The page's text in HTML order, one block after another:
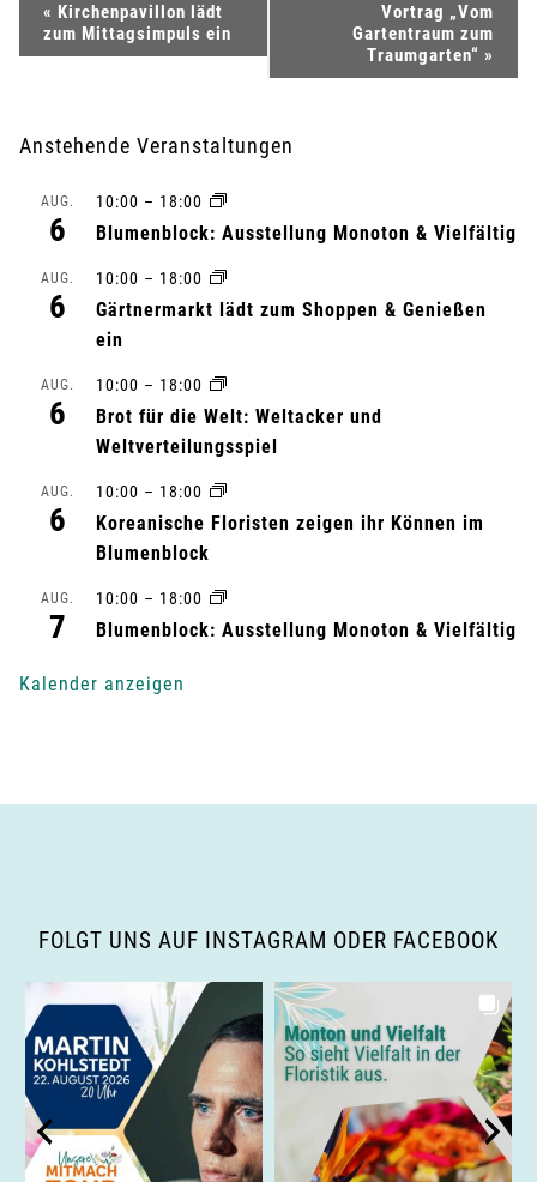
e
a
-
a
t
i
o
« Kirchenpavillon lädt
zum Mittagsimpuls ein
Vortrag „Vom
Gartentraum zum
Traumgarten“ »
Anstehende Veranstaltungen
AUG.
6
10:00 – 18:00
Blumenblock: Ausstellung Monoton & Vielfältig
AUG.
6
10:00 – 18:00
Gärtnermarkt lädt zum Shoppen & Genießen
ein
AUG.
6
10:00 – 18:00
Brot für die Welt: Weltacker und
Weltverteilungsspiel
AUG.
6
10:00 – 18:00
Koreanische Floristen zeigen ihr Können im
Blumenblock
AUG.
7
10:00 – 18:00
Blumenblock: Ausstellung Monoton & Vielfältig
Kalender anzeigen
FOLGT UNS AUF INSTAGRAM ODER FACEBOOK